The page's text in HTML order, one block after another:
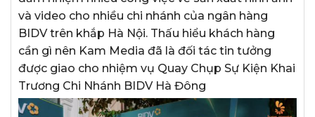
và video cho nhiều chi nhánh của ngân hàng
BIDV trên khắp Hà Nội. Thấu hiểu khách hàng
cần gì nên Kam Media đã là đối tác tin tưởng
được giao cho nhiệm vụ Quay Chụp Sự Kiện Khai
Trương Chi Nhánh BIDV Hà Đông